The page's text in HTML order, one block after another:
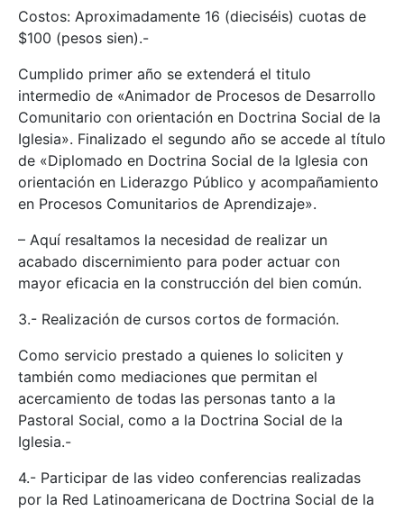
Costos: Aproximadamente 16 (dieciséis) cuotas de
$100 (pesos sien).-
Cumplido primer año se extenderá el titulo
intermedio de «Animador de Procesos de Desarrollo
Comunitario con orientación en Doctrina Social de la
Iglesia». Finalizado el segundo año se accede al título
de «Diplomado en Doctrina Social de la Iglesia con
orientación en Liderazgo Público y acompañamiento
en Procesos Comunitarios de Aprendizaje».
– Aquí resaltamos la necesidad de realizar un
acabado discernimiento para poder actuar con
mayor eficacia en la construcción del bien común.
3.- Realización de cursos cortos de formación.
Como servicio prestado a quienes lo soliciten y
también como mediaciones que permitan el
acercamiento de todas las personas tanto a la
Pastoral Social, como a la Doctrina Social de la
Iglesia.-
4.- Participar de las video conferencias realizadas
por la Red Latinoamericana de Doctrina Social de la